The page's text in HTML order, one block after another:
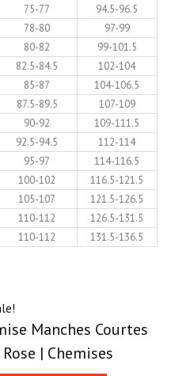
75-77
94.5-96.5
78-80
97-99
80-82
99-101.5
82.5-84.5
102-104
85-87
104-106.5
87.5-89.5
107-109
90-92
109-111.5
92.5-94.5
112-114
95-97
114-116.5
100-102
116.5-121.5
105-107
121.5-126.5
110-112
126.5-131.5
110-112 131.5-136.5
Manches Courtes
| Chemises